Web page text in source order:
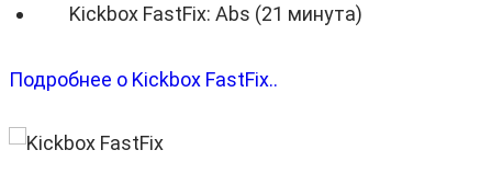
Kickbox FastFix: Abs (21 минута)
Подробнее о Kickbox FastFix..